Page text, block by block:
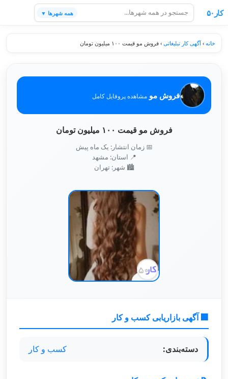
کار۵۰ همه شهرها ▼
خانه ›آگهی کار تبلیغاتی › فروش مو قیمت ۱۰۰ میلیون تومان
فروش مو مشاهده پروفایل کامل
فروش مو قیمت ۱۰۰ میلیون تومان
📅 زمان انتشار: یک ماه پیش
📍 استان: مشهد
🏙️ شهر: تهران
🏢 آگهی بازاریابی کسب و کار
دسته‌بندی: کسب و کار